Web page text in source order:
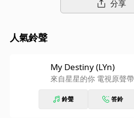
分享
人氣鈴聲
My Destiny (LYn)
來自星星的你 電視原聲帶
鈴聲 答鈴